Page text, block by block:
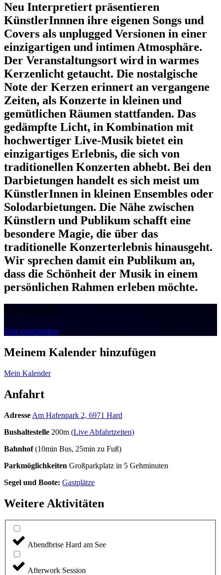
Neu Interpretiert präsentieren
KünstlerInnnen ihre eigenen Songs und
Covers als unplugged Versionen in einer
einzigartigen und intimen Atmosphäre.
Der Veranstaltungsort wird in warmes
Kerzenlicht getaucht. Die nostalgische
Note der Kerzen erinnert an vergangene
Zeiten, als Konzerte in kleinen und
gemütlichen Räumen stattfanden. Das
gedämpfte Licht, in Kombination mit
hochwertiger Live-Musik bietet ein
einzigartiges Erlebnis, die sich von
traditionellen Konzerten abhebt. Bei den
Darbietungen handelt es sich meist um
KünstlerInnen in kleinen Ensembles oder
Solodarbietungen. Die Nähe zwischen
Künstlern und Publikum schafft eine
besondere Magie, die über das
traditionelle Konzerterlebnis hinausgeht.
Wir sprechen damit ein Publikum an,
dass die Schönheit der Musik in einem
persönlichen Rahmen erleben möchte.
Gutschein
Jetzt verschenken
Meinem Kalender hinzufügen
Mein Kalender
Anfahrt
Adresse Am Hafenpark 2, 6971 Hard
Bushaltestelle 200m (Live Abfahrtzeiten)
Bahnhof(10min Bus, 25min zu Fuß)
Parkmöglichkeiten Großparkplatz in 5 Gehminuten
Segel und Boote: Gastplätze
Weitere Aktivitäten
Abendbrise Hard am See
Afterwork Session